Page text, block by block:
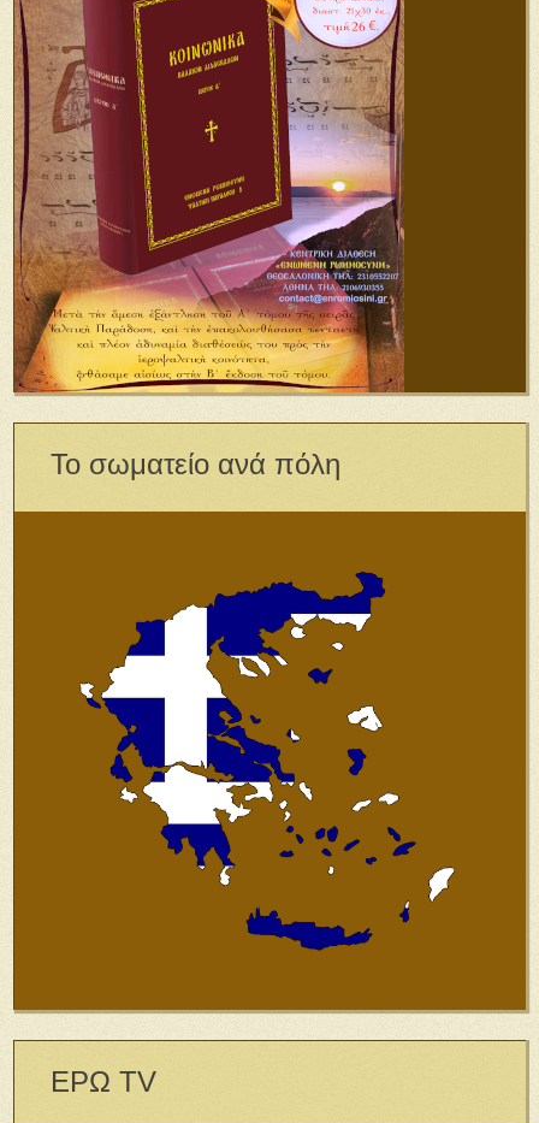
Το σωματείο ανά πόλη
ΕΡΩ TV